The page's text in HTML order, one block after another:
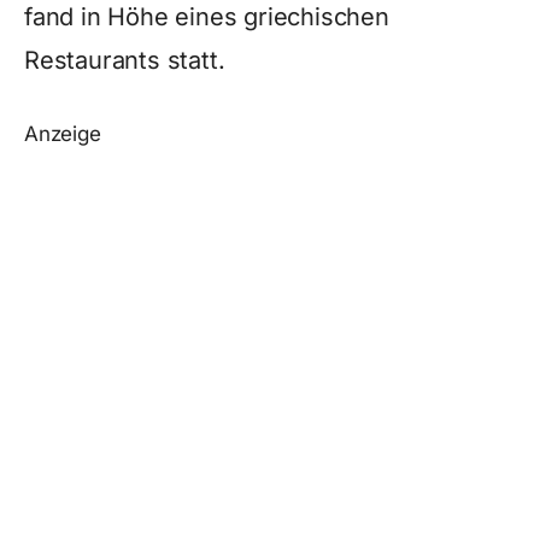
fand in Höhe eines griechischen
Restaurants statt.
Anzeige